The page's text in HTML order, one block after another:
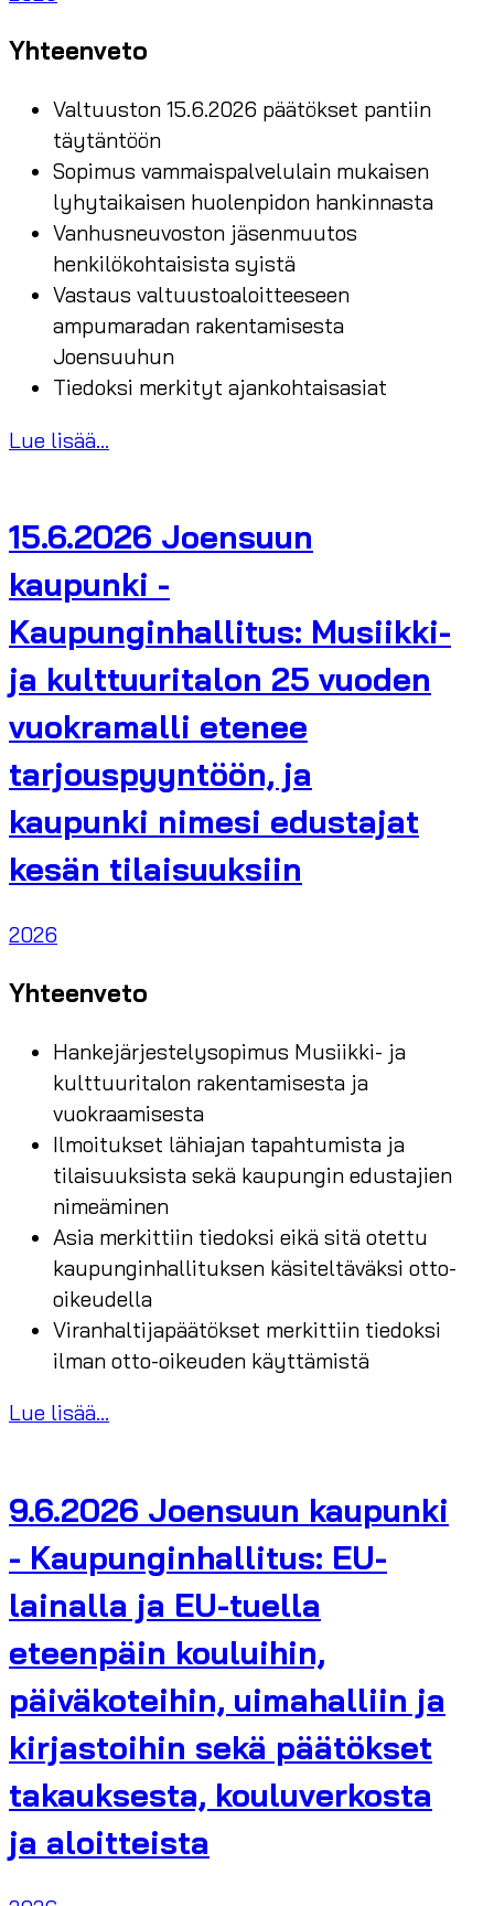
Yhteenveto
Valtuuston 15.6.2026 päätökset pantiin
täytäntöön
Sopimus vammaispalvelulain mukaisen
lyhytaikaisen huolenpidon hankinnasta
Vanhusneuvoston jäsenmuutos
henkilökohtaisista syistä
Vastaus valtuustoaloitteeseen
ampumaradan rakentamisesta
Joensuuhun
Tiedoksi merkityt ajankohtaisasiat
Lue lisää...
15.6.2026 Joensuun
kaupunki -
Kaupunginhallitus: Musiikki-
ja kulttuuritalon 25 vuoden
vuokramalli etenee
tarjouspyyntöön, ja
kaupunki nimesi edustajat
kesän tilaisuuksiin
2026
Yhteenveto
Hankejärjestelysopimus Musiikki- ja
kulttuuritalon rakentamisesta ja
vuokraamisesta
Ilmoitukset lähiajan tapahtumista ja
tilaisuuksista sekä kaupungin edustajien
nimeäminen
Asia merkittiin tiedoksi eikä sitä otettu
kaupunginhallituksen käsiteltäväksi otto-
oikeudella
Viranhaltijapäätökset merkittiin tiedoksi
ilman otto-oikeuden käyttämistä
Lue lisää...
9.6.2026 Joensuun kaupunki
- Kaupunginhallitus: EU-
lainalla ja EU-tuella
eteenpäin kouluihin,
päiväkoteihin, uimahalliin ja
kirjastoihin sekä päätökset
takauksesta, kouluverkosta
ja aloitteista